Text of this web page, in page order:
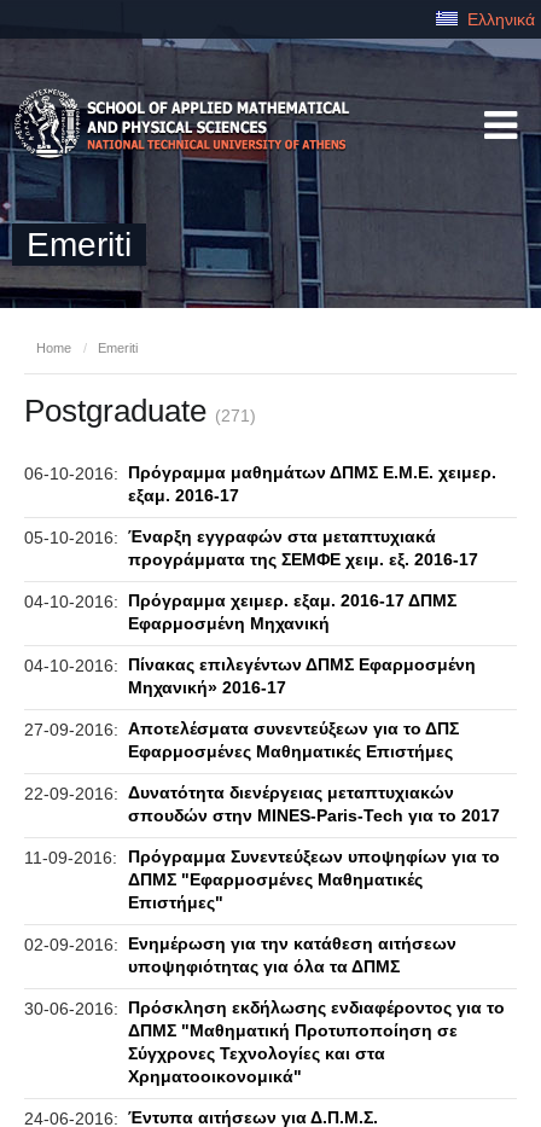
Ελληνικά
Emeriti
Home / Emeriti
Postgraduate (271)
06-10-2016:
Πρόγραμμα μαθημάτων ΔΠΜΣ Ε.Μ.Ε. χειμερ.
εξαμ. 2016-17
05-10-2016: Έναρξη εγγραφών στα μεταπτυχιακά
προγράμματα της ΣΕΜΦΕ χειμ. εξ. 2016-17
04-10-2016:
Πρόγραμμα χειμερ. εξαμ. 2016-17 ΔΠΜΣ
Εφαρμοσμένη Μηχανική
04-10-2016:
Πίνακας επιλεγέντων ΔΠΜΣ Εφαρμοσμένη
Μηχανική» 2016-17
27-09-2016: Αποτελέσματα συνεντεύξεων για το ΔΠΣ
Εφαρμοσμένες Μαθηματικές Επιστήμες
22-09-2016: Δυνατότητα διενέργειας μεταπτυχιακών
σπουδών στην MINES-Paris-Tech για το 2017
11-09-2016:
Πρόγραμμα Συνεντεύξεων υποψηφίων για το
ΔΠΜΣ "Εφαρμοσμένες Μαθηματικές
Επιστήμες"
02-09-2016:
Ενημέρωση για την κατάθεση αιτήσεων
υποψηφιότητας για όλα τα ΔΠΜΣ
30-06-2016:
Πρόσκληση εκδήλωσης ενδιαφέροντος για το
ΔΠΜΣ "Μαθηματική Προτυποποίηση σε
Σύγχρονες Τεχνολογίες και στα
Χρηματοοικονομικά"
24-06-2016: Έντυπα αιτήσεων για Δ.Π.Μ.Σ.